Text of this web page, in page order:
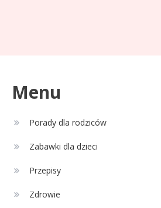
Adamek wiek: ile
Menu
Porady dla rodziców
Zabawki dla dzieci
Przepisy
Zdrowie